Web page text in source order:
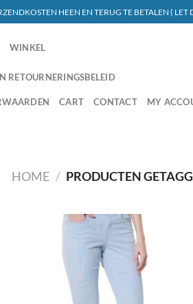
HEEN EN TERUG TE BETALEN (
WINKEL
RETOURNERINGSBELEID
CART CONTACT MY
HOME / PRODUCTEN